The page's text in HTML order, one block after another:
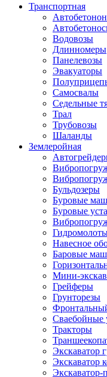
Транспортная
Водовозы
Длинномеры
Панелевозы
Эвакуаторы
Самосвалы
Седельные
Трал
Трубовозы
Шаланды
Землеройная
Бульдозеры
Буровые
Буровые
Навесное
Баровые
Мини-
Грейферы
Грунторезы
Сваебойные
Тракторы
Экскаватор
Экскаватор
Экскаватор-